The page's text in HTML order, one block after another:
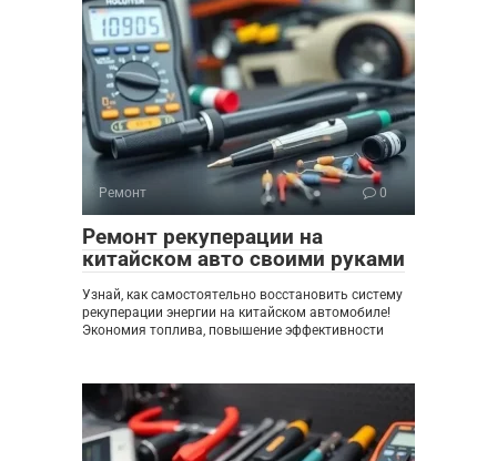
Ремонт 0
Ремонт рекуперации на
китайском авто своими руками
Узнай, как самостоятельно восстановить систему
рекуперации энергии на китайском автомобиле!
Экономия топлива, повышение эффективности